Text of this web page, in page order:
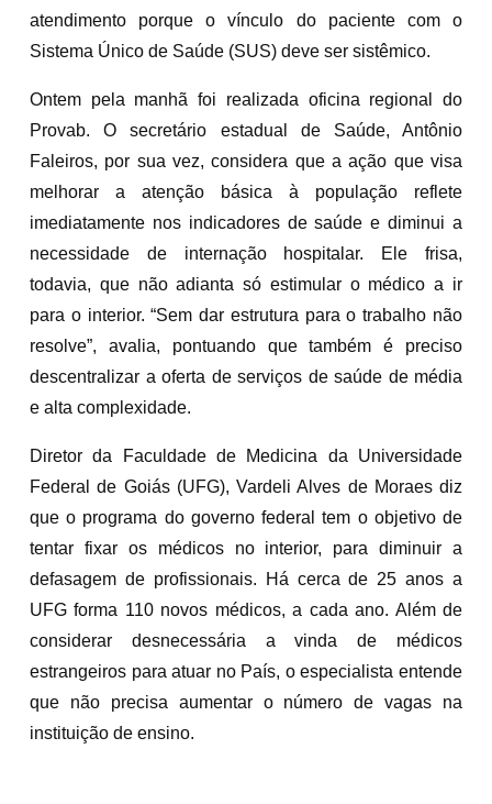
atendimento porque o vínculo do paciente com o
Sistema Único de Saúde (SUS) deve ser sistêmico.
Ontem pela manhã foi realizada oficina regional do
Provab. O secretário estadual de Saúde, Antônio
Faleiros, por sua vez, considera que a ação que visa
melhorar a atenção básica à população reflete
imediatamente nos indicadores de saúde e diminui a
necessidade de internação hospitalar. Ele frisa,
todavia, que não adianta só estimular o médico a ir
para o interior. “Sem dar estrutura para o trabalho não
resolve”, avalia, pontuando que também é preciso
descentralizar a oferta de serviços de saúde de média
e alta complexidade.
Diretor da Faculdade de Medicina da Universidade
Federal de Goiás (UFG), Vardeli Alves de Moraes diz
que o programa do governo federal tem o objetivo de
tentar fixar os médicos no interior, para diminuir a
defasagem de profissionais. Há cerca de 25 anos a
UFG forma 110 novos médicos, a cada ano. Além de
considerar desnecessária a vinda de médicos
estrangeiros para atuar no País, o especialista entende
que não precisa aumentar o número de vagas na
instituição de ensino.